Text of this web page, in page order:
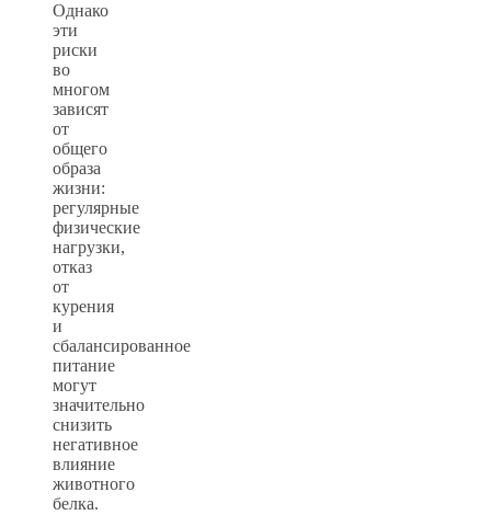
Однако
эти
риски
во
многом
зависят
от
общего
образа
жизни:
регулярные
физические
нагрузки,
отказ
от
курения
и
сбалансированное
питание
могут
значительно
снизить
негативное
влияние
животного
белка.